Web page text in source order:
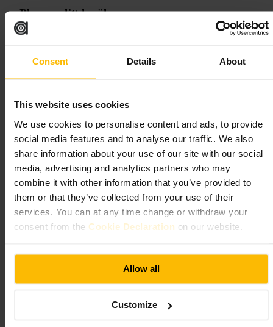
Consent Details About
This website uses cookies
We use cookies to personalise content and ads, to provide
social media features and to analyse our traffic. We also
share information about your use of our site with our social
media, advertising and analytics partners who may
combine it with other information that you’ve provided to
them or that they’ve collected from your use of their
services. You can at any time change or withdraw your
consent from the Cookie Declaration on our website.
Allow all
Customize
Planera ditt besök
prata under måltiden, välj ett bord bort från baren. Testa Soulful
urce=google&utm_medium=local&utm_campaign=restaurant-albie
La Cucina Di Mamma
krkr•Mat och dryck•Restaurang•Italiensk restaurang
3,5
Bild / La Cucina Di Mamma
Äkta italienskt, mitt på South Bank.